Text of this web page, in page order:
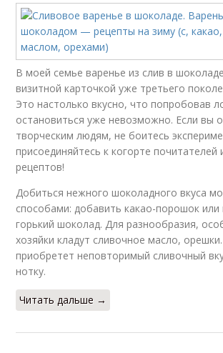
В моей семье варенье из слив в
визитной карточкой уже третьего
Это настолько вкусно, что попробовав
остановиться уже невозможно. Если вы
творческим людям, не боитесь
присоединяйтесь к когорте почитателей
рецептов!
Добиться нежного шоколадного вкуса
способами: добавить какао-порошок или
горький шоколад. Для разнообразия,
хозяйки кладут сливочное масло,
приобретет неповторимый сливочный
нотку.
Читать дальше →